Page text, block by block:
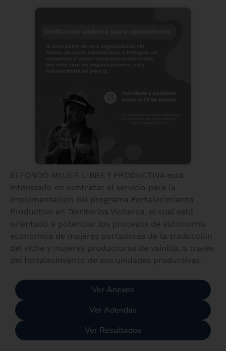
El FONDO MUJER LIBRE Y PRODUCTIVA está
interesado en contratar el servicio para la
implementación del programa Fortalecimiento
Productivo en Territorios Vicheros, el cual está
orientado a potenciar los procesos de autonomía
económica de mujeres portadoras de la traducción
del viche y mujeres productoras de vainilla, a través
del fortalecimiento de sus unidades productivas.
Ver Anexos
Ver Adendas
Ver Resultados